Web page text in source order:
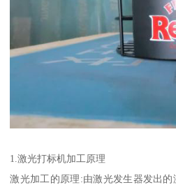
1.激光打标机加工原理
激光加工的原理:由激光发生器发出